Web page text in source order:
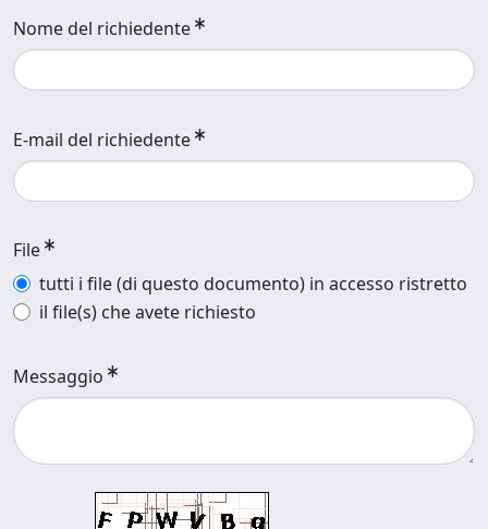
Nome del richiedente
E-mail del richiedente
File
tutti i file (di questo documento) in accesso ristretto
il file(s) che avete richiesto
Messaggio